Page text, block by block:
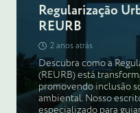
Regularização
REURB
2 anos atrás
Descubra como a
(REURB) está
promovendo inclusão
ambiental. Nosso